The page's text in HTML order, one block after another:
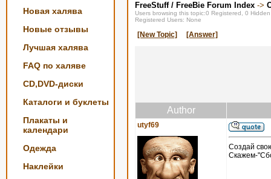
Новая халява
Новые отзывы
Лучшая халява
FAQ по халяве
CD,DVD-диски
Каталоги и буклеты
Плакаты и
календари
Одежда
Наклейки
FreeStuff / FreeBie Forum Index ->
Users browsing this topic:0 Registered, 0
Registered Users: None
[New Topic] [Answer]
Author
utyf69
Создай
Скажем-